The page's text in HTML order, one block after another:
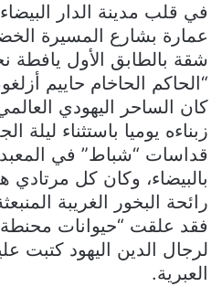
في قلب مدينة الدار
عمارة بشارع المسيرة
شقة بالطابق الأول يافطة
“الحاكم الحاخام حاييم
كان الساحر اليهودي
زبناءه يوميا باستثناء ليلة
قداسات “شباط” في المعبد
بالبيضاء، وكان كل مرتادي
رائحة البخور الغريبة
فقد علقت “حيوانات
لرجال الدين اليهود كتبت
العبرية.